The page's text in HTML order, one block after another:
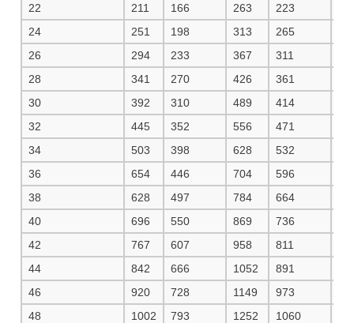
22
211 166 263 223
24
251 198 313 265
26
294 233 367 311
28
341 270 426 361
30
392 310 489 414
32
445 352 556 471
34
503 398 628 532
36
654 446 704 596
38
628 497 784 664
40
696 550 869 736
42
767 607 958 811
44
842 666 1052 891
46
920 728 1149 973
48
1002 793 1252 1060